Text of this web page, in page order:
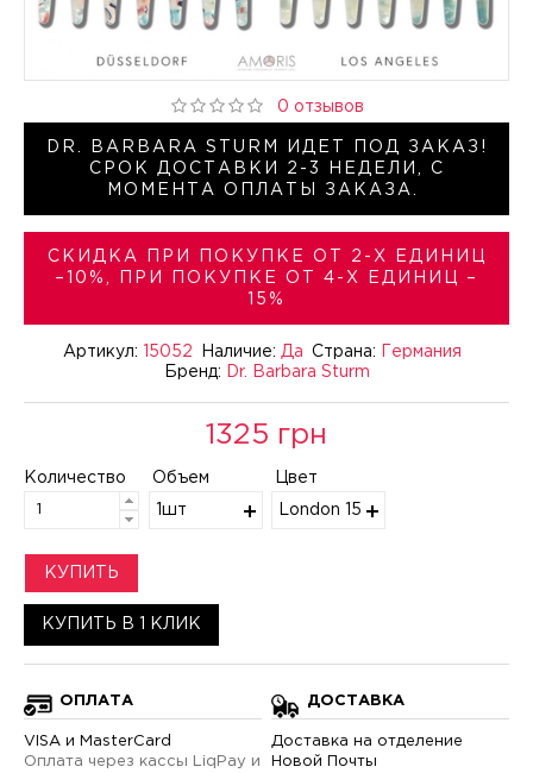
DR. BARBARA STURM ИДЕТ ПОД ЗАКАЗ!
СРОК ДОСТАВКИ 2-3 НЕДЕЛИ, С
МОМЕНТА ОПЛАТЫ ЗАКАЗА.
СКИДКА ПРИ ПОКУПКЕ ОТ 2-Х ЕДИНИЦ
–10%, ПРИ ПОКУПКЕ ОТ 4-X ЕДИНИЦ –
15%
Артикул: 15052 Наличие: Да Страна:
Германия
Бренд:
Dr. Barbara Sturm
0 отзывов
1325 грн
Количество Объем
1шт
Цвет
London 15052
КУПИТЬ
КУПИТЬ В 1 КЛИК
ОПЛАТА
VISA и MasterCard
Оплата через кассы LiqPay и
ДОСТАВКА
Доставка на отделение
Новой Почты